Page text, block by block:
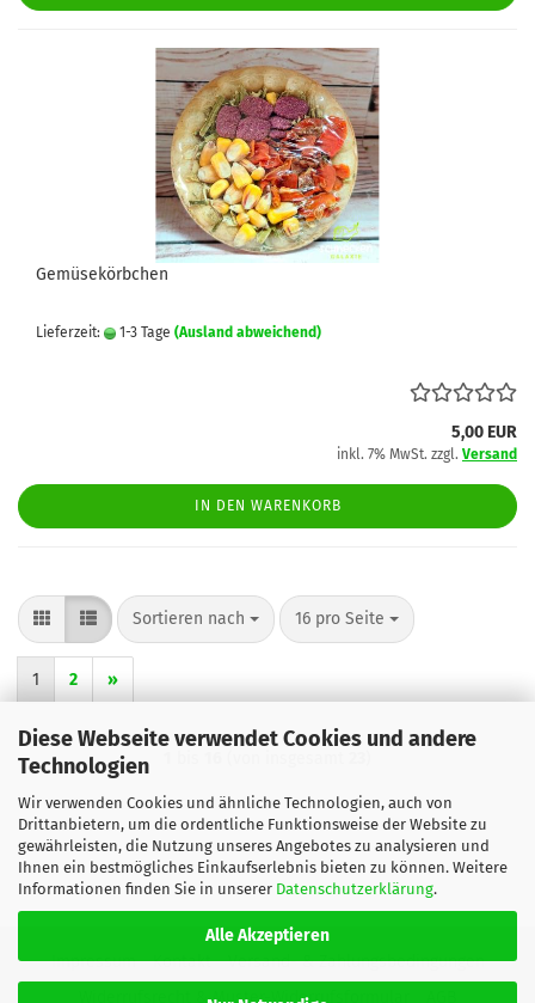
Diese Webseite verwendet Cookies und andere
Technologien
Wir verwenden Cookies und ähnliche Technologien, auch von
Drittanbietern, um die ordentliche Funktionsweise der Website zu
gewährleisten, die Nutzung unseres Angebotes zu analysieren und
Ihnen ein bestmögliches Einkaufserlebnis bieten zu können. Weitere
Informationen finden Sie in unserer Datenschutzerklärung.
Alle Akzeptieren
Gemüsekörbchen
Lieferzeit: 1-3 Tage (Ausland abweichend)
5,00 EUR
inkl. 7% MwSt. zzgl. Versand
IN DEN WARENKORB
Sortieren nach
Sortieren nach 16 pro Seite
pro Seite
1 2 »
Impressum Kontakt
Versand- & Zahlungsbedingungen
Widerrufsrecht & Muster-Widerrufsformular